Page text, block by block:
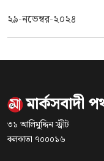
২৯-নভেম্বর-২০২৪
মার্কসবাদী
৩১ আলিমুদ্দিন স্ট্রীট
কলকাতা ৭০০০১৬